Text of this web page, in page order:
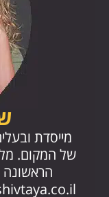
מייסדת
של המקום.
הראשונה